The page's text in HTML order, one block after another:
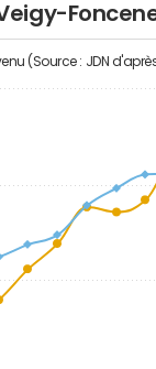
(Source : JDN